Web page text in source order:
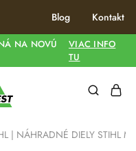
Blog Kontakt
NA NOVÚ
VIAC INFO
TU
| NÁHRADNÉ DIELY STIHL